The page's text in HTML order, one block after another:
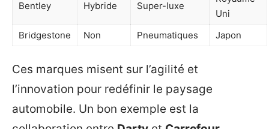
Bentley Hybride Super-luxe
Uni
Bridgestone
Non Pneumatiques Japon
Ces marques misent sur l’agilité et
l’innovation pour redéfinir le paysage
automobile. Un bon exemple est la